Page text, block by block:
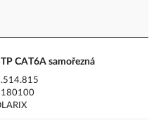
CAT6A samořezná